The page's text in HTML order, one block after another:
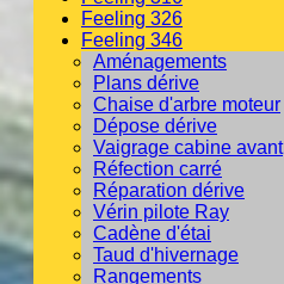
Feeling 326
Feeling 346
Aménagements
Plans dérive
Chaise d'arbre moteur
Dépose dérive
Vaigrage cabine avant
Réfection carré
Réparation dérive
Vérin pilote Ray
Cadène d'étai
Taud d'hivernage
Rangements